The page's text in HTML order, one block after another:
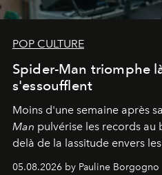
POP CULTURE
Spider-Man triomphe
s'essoufflent
Moins d'une semaine après
Man pulvérise les records
delà de la lassitude envers
05.08.2026 by Pauline Borgogno